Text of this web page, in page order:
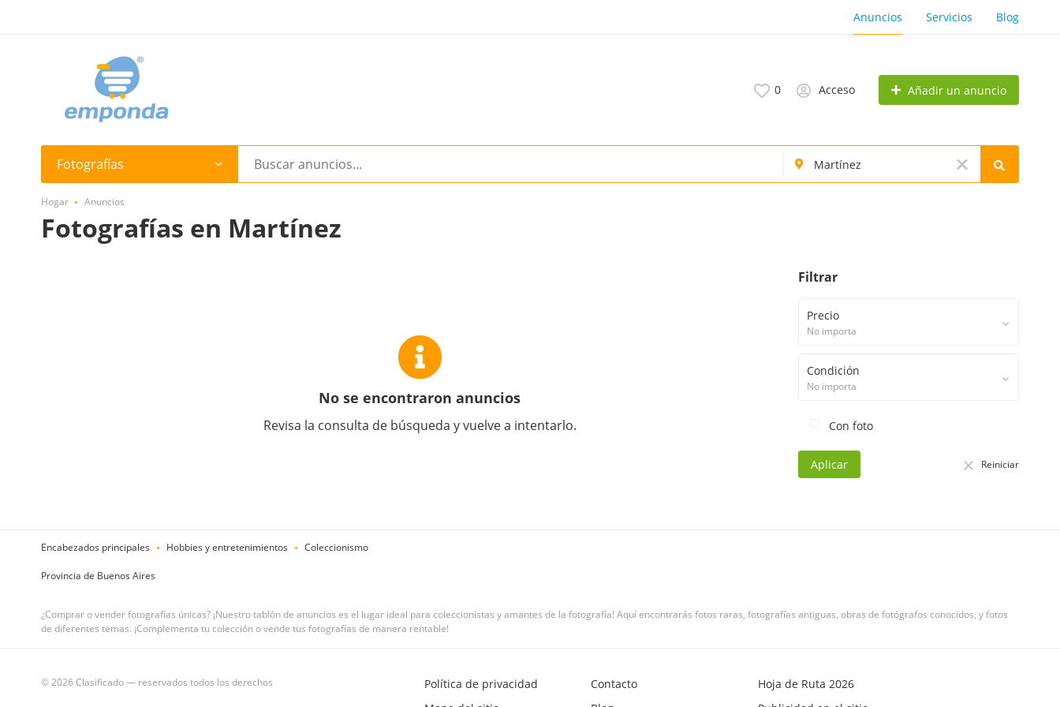
Anuncios Servicios Blog
0 Acceso Añadir un anuncio
Fotografías
Hogar Anuncios
Fotografías en Martínez
No se encontraron anuncios
Revisa la consulta de búsqueda y vuelve a intentarlo.
Filtrar
Precio
No importa
Condición
No importa
Con foto
Aplicar Reiniciar
Encabezados principales Hobbies y entretenimientos Coleccionismo
Provincia de Buenos Aires
¿Comprar o vender fotografías únicas? ¡Nuestro tablón de anuncios es el lugar ideal para coleccionistas y amantes de la fotografía! Aquí encontrarás fotos raras, fotografías antiguas, obras de fotógrafos conocidos, y fotos
de diferentes temas. ¡Complementa tu colección o vende tus fotografías de manera rentable!
© 2026 Clasificado — reservados todos los derechos
Política de privacidad
Contacto
Hoja de Ruta 2026